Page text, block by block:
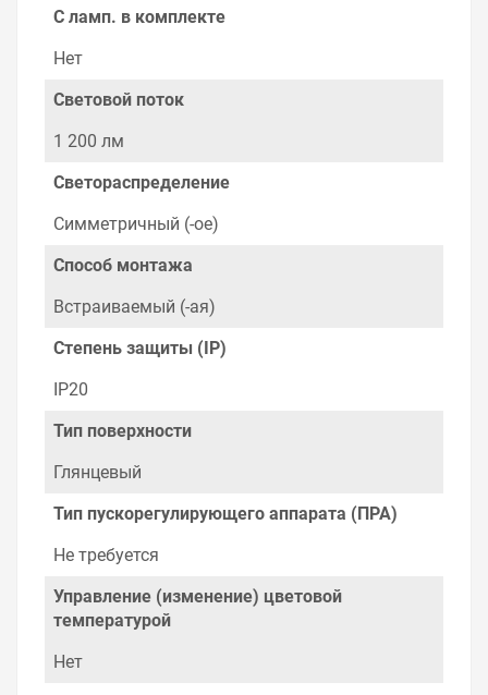
С ламп. в комплекте
Нет
Световой поток
1 200 лм
Светораспределение
Симметричный (-ое)
Способ монтажа
Встраиваемый (-ая)
Степень защиты (IP)
IP20
Тип поверхности
Глянцевый
Тип пускорегулирующего аппарата (ПРА)
Не требуется
Управление (изменение) цветовой
температурой
Нет